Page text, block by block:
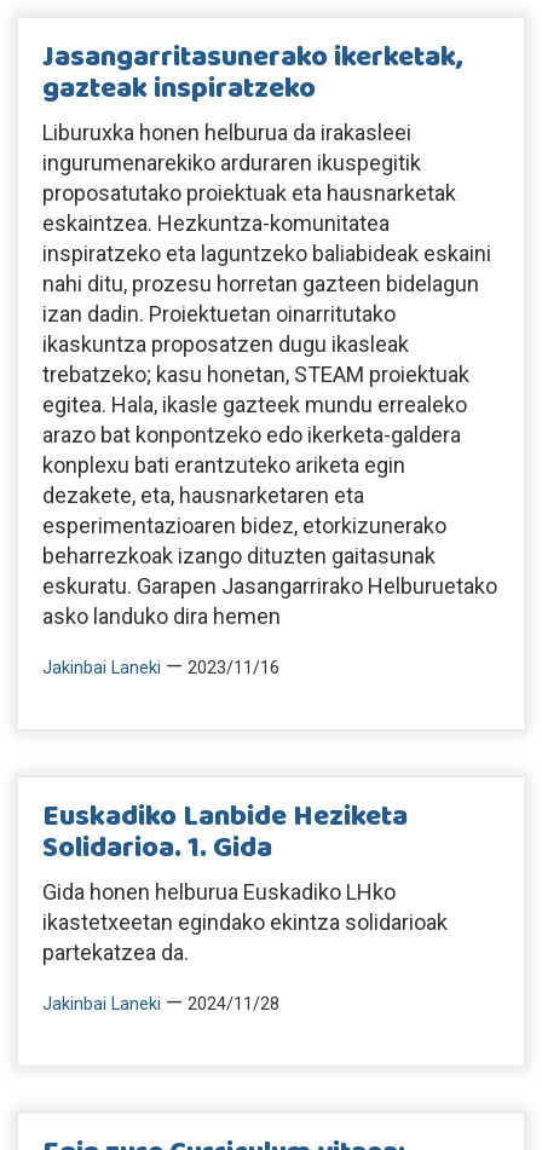
Jasangarritasunerako ikerketak,
gazteak inspiratzeko
Liburuxka honen helburua da irakasleei
ingurumenarekiko arduraren ikuspegitik
proposatutako proiektuak eta hausnarketak
eskaintzea. Hezkuntza-komunitatea
inspiratzeko eta laguntzeko baliabideak eskaini
nahi ditu, prozesu horretan gazteen bidelagun
izan dadin. Proiektuetan oinarritutako
ikaskuntza proposatzen dugu ikasleak
trebatzeko; kasu honetan, STEAM proiektuak
egitea. Hala, ikasle gazteek mundu errealeko
arazo bat konpontzeko edo ikerketa-galdera
konplexu bati erantzuteko ariketa egin
dezakete, eta, hausnarketaren eta
esperimentazioaren bidez, etorkizunerako
beharrezkoak izango dituzten gaitasunak
eskuratu. Garapen Jasangarrirako Helburuetako
asko landuko dira hemen
Jakinbai Laneki — 2023/11/16
Euskadiko Lanbide Heziketa
Solidarioa. 1. Gida
Gida honen helburua Euskadiko LHko
ikastetxeetan egindako ekintza solidarioak
partekatzea da.
Jakinbai Laneki — 2024/11/28